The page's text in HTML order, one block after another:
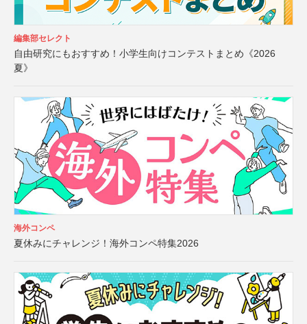
編集部セレクト
自由研究にもおすすめ！小学生向けコンテストまとめ《2026
夏》
海外コンペ
夏休みにチャレンジ！海外コンペ特集2026